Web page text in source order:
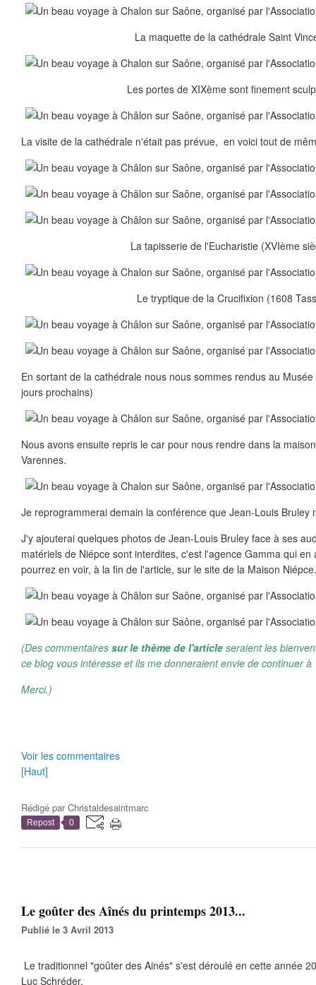
La maquette de la cathédrale Saint
Les portes de XIXème sont finement
La visite de la cathédrale n'était pas prévue, en voici tout de
La tapisserie de l'Eucharistie (XVIème
Le tryptique de la Crucifixion (1608
En sortant de la cathédrale nous nous sommes rendus au
jours prochains)
Nous avons ensuite repris le car pour nous rendre dans la
Varennes.
Je reprogrammerai demain la conférence que Jean-Louis Bruley
J'y ajouterai quelques photos de Jean-Louis Bruley face à ses
matériels de Niépce sont interdites, c'est l'agence Gamma qui en
pourrez en voir, à la fin de l'article, sur le site de la Maison Niépce.
(Des commentaires sur le thème de l'article seraient les
ce blog vous intéresse et ils me donneraient envie de continuer
Merci.)
Voir les commentaires
[Haut]
Rédigé parChristaldesaintmarc
Repost 0
Le goûter des Aînés du printemps 2013...
Publié le 3 Avril 2013
Le traditionnel "goûter des Ainés" s'est déroulé en cette année
Luc Schréder.